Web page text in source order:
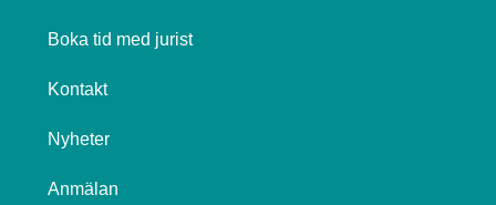
Boka tid med jurist
Kontakt
Nyheter
Anmälan